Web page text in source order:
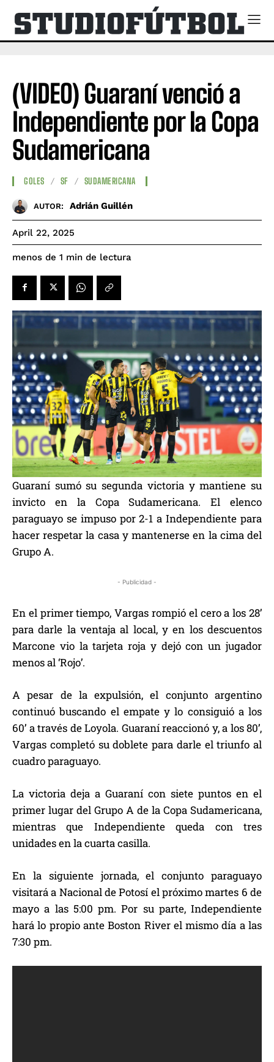
(VIDEO) Guaraní venció a
Independiente por la Copa
Sudamericana
GOLES SF SUDAMERICANA
AUTOR: Adrián Guillén
April 22, 2025
menos de 1 min de lectura
Guaraní sumó su segunda victoria y mantiene su
invicto en la Copa Sudamericana. El elenco
paraguayo se impuso por 2-1 a Independiente para
hacer respetar la casa y mantenerse en la cima del
Grupo A.
- Publicidad -
En el primer tiempo, Vargas rompió el cero a los 28’
para darle la ventaja al local, y en los descuentos
Marcone vio la tarjeta roja y dejó con un jugador
menos al ‘Rojo’.
A pesar de la expulsión, el conjunto argentino
continuó buscando el empate y lo consiguió a los
60’ a través de Loyola. Guaraní reaccionó y, a los 80’,
Vargas completó su doblete para darle el triunfo al
cuadro paraguayo.
La victoria deja a Guaraní con siete puntos en el
primer lugar del Grupo A de la Copa Sudamericana,
mientras que Independiente queda con tres
unidades en la cuarta casilla.
En la siguiente jornada, el conjunto paraguayo
visitará a Nacional de Potosí el próximo martes 6 de
mayo a las 5:00 pm. Por su parte, Independiente
hará lo propio ante Boston River el mismo día a las
7:30 pm.